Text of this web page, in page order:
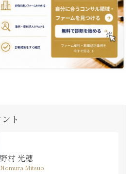
ト
野村 光穂
Nomura Mitsuo